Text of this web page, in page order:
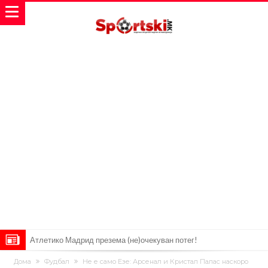
Атлетико Мадрид презема (не)очекуван потег!
Истината излезе на виделина: Родри како никој никогаш го понижи
Дома Фудбал
Не е само Езе: Арсенал и Кристал Палас наскоро